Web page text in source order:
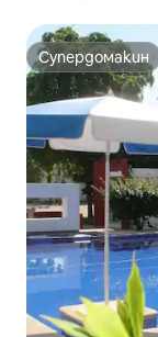
Супердомакин
Супердомакин